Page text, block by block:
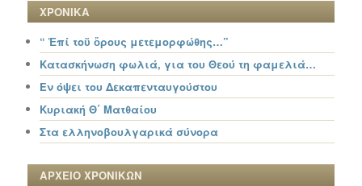
ΧΡΟΝΙΚΑ
“ Ἐπί τοῦ ὄρους μετεμορφώθης…”
Κατασκήνωση φωλιά, για του Θεού τη φαμελιά…
Εν όψει του Δεκαπενταυγούστου
Κυριακή Θ΄ Ματθαίου
Στα ελληνοβουλγαρικά σύνορα
ΑΡΧΕΙΟ ΧΡΟΝΙΚΩΝ